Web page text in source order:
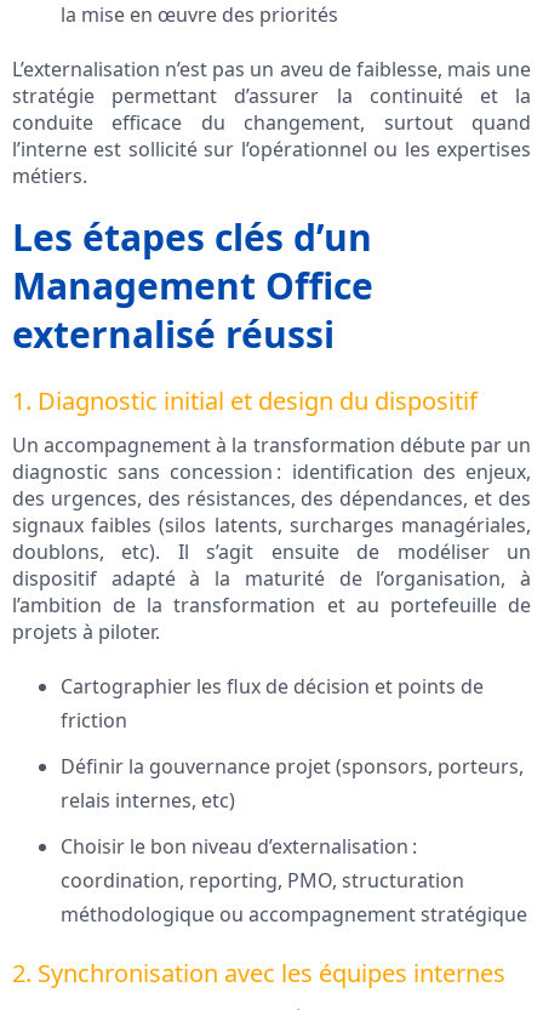
la mise en œuvre des priorités
L’externalisation n’est pas un aveu de faiblesse, mais une
stratégie permettant d’assurer la continuité et la
conduite efficace du changement, surtout quand
l’interne est sollicité sur l’opérationnel ou les expertises
métiers.
Les étapes clés d’un
Management Office
externalisé réussi
1. Diagnostic initial et design du dispositif
Un accompagnement à la transformation débute par un
diagnostic sans concession : identification des enjeux,
des urgences, des résistances, des dépendances, et des
signaux faibles (silos latents, surcharges managériales,
doublons, etc). Il s’agit ensuite de modéliser un
dispositif adapté à la maturité de l’organisation, à
l’ambition de la transformation et au portefeuille de
projets à piloter.
Cartographier les flux de décision et points de
friction
Définir la gouvernance projet (sponsors, porteurs,
relais internes, etc)
Choisir le bon niveau d’externalisation :
coordination, reporting, PMO, structuration
méthodologique ou accompagnement stratégique
2. Synchronisation avec les équipes internes